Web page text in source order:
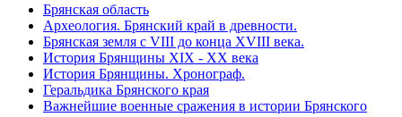
Брянская область
Археология. Брянский край в древности.
Брянская земля с VIII до конца XVIII века.
История Брянщины XIX - XX века
История Брянщины. Хронограф.
Геральдика Брянского края
Важнейшие военные сражения в истории Брянского